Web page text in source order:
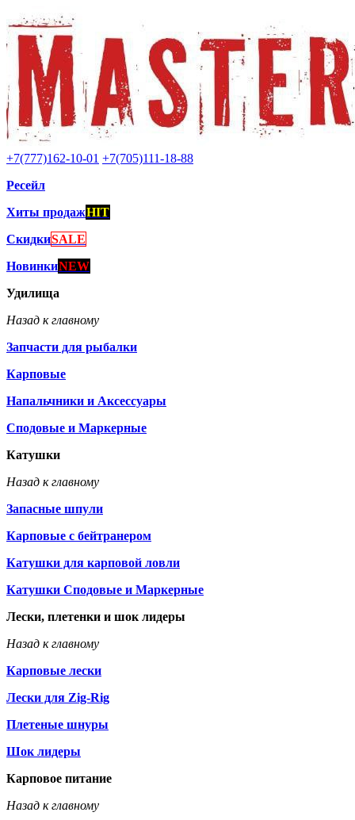
+7(777)162-10-01 +7(705)111-18-88
Ресейл
Хиты продажHIT
СкидкиSALE
НовинкиNEW
Удилища
Назад к главному
Запчасти для рыбалки
Карповые
Напальчники и Аксессуары
Сподовые и Маркерные
Катушки
Назад к главному
Запасные шпули
Карповые с бейтранером
Катушки для карповой ловли
Катушки Сподовые и Маркерные
Лески, плетенки и шок лидеры
Назад к главному
Карповые лески
Лески для Zig-Rig
Плетеные шнуры
Шок лидеры
Карповое питание
Назад к главному